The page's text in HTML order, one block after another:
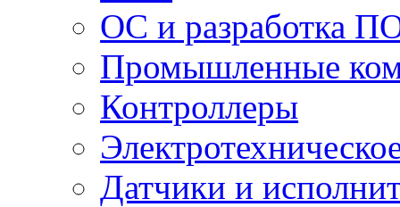
ОС и разработка
Промышленные
Контроллеры
Датчики и